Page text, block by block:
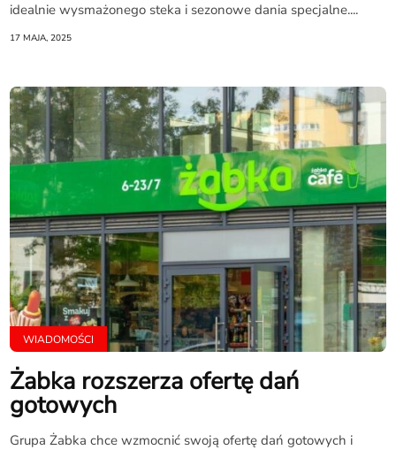
idealnie wysmażonego steka i sezonowe dania specjalne....
17 MAJA, 2025
WIADOMOŚCI
Żabka rozszerza ofertę dań
gotowych
Grupa Żabka chce wzmocnić swoją ofertę dań gotowych i